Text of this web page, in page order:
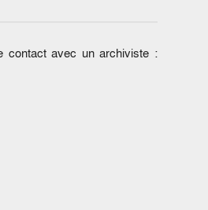
contact avec un archiviste :